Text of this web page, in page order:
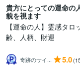
貴方にとっての運命の
貌を視ます
【運命の人】霊感タ
齢、人柄、財運
奇跡のサイ... 5.0